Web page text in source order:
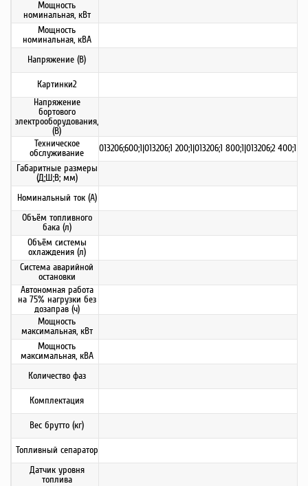
Мощность
номинальная, кВт
Мощность
номинальная, кВА
Напряжение (В)
Картинки2
Напряжение
бортового
электрооборудования,
(В)
Техническое
обслуживание
013206;600;1|013206;1 200;1|013206;1 800;1|013206;2
Габаритные размеры
(Д;Ш;В; мм)
Номинальный ток (А)
Объём топливного
бака (л)
Объём системы
охлаждения (л)
Система аварийной
остановки
Автономная работа
на 75% нагрузки без
дозаправ (ч)
Мощность
максимальная, кВт
Мощность
максимальная, кВА
Количество фаз
Комплектация
Вес брутто (кг)
Топливный сепаратор
Датчик уровня
топлива